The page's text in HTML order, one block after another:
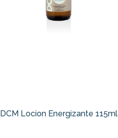
DCM Locion Energizante 115ml